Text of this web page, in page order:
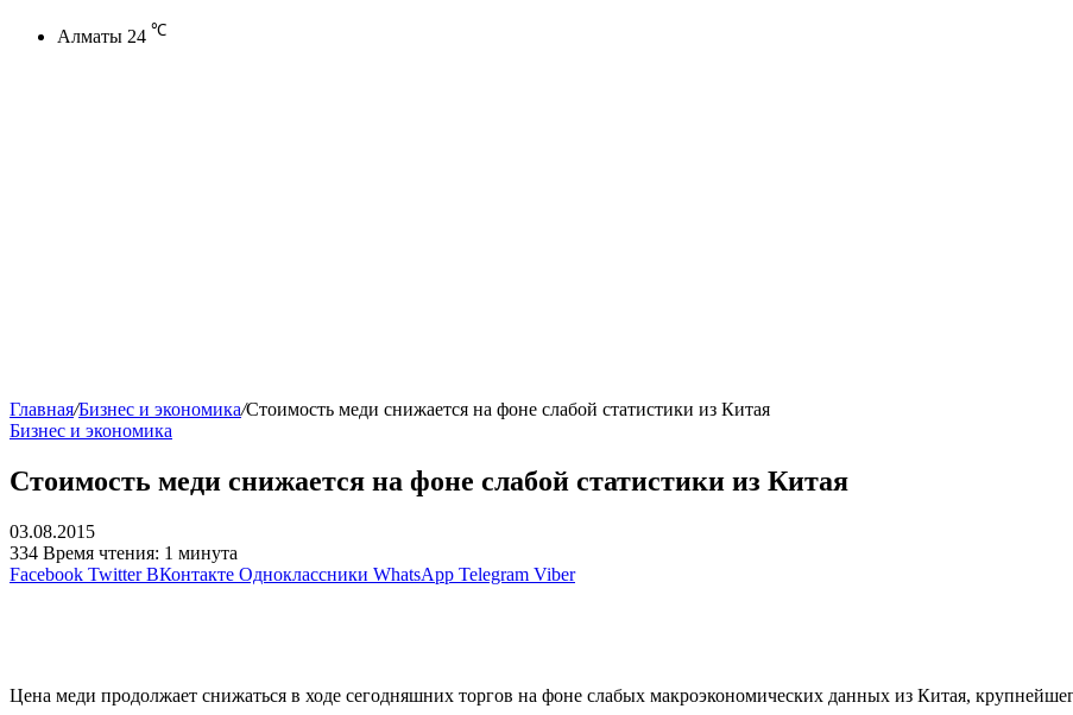
Алматы 24 ℃
Главная/Бизнес и экономика/Стоимость меди снижается на фоне слабой статистики из Китая
Бизнес и экономика
Стоимость меди снижается на фоне слабой статистики из Китая
03.08.2015
334 Время чтения: 1 минута
Facebook Twitter ВКонтакте Одноклассники WhatsApp Telegram Viber
Цена меди продолжает снижаться в ходе сегодняшних торгов на фоне слабых макроэкономических данных из Китая,